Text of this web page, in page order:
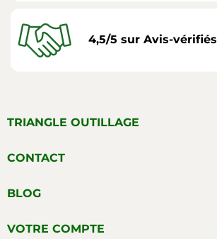
4,5/5 sur Avis-vérifiés
TRIANGLE OUTILLAGE
CONTACT
BLOG
VOTRE COMPTE